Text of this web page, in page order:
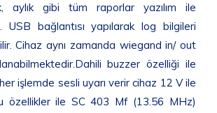
aylık gibi tüm raporlar yazılım ile
USB bağlantısı yapılarak log bilgileri
Cihaz aynı zamanda wiegand in/ out
buzzer özelliği ile
işlemde sesli uyarı verir cihaz 12 V ile
özellikler ile SC 403 Mf (13.56 MHz)